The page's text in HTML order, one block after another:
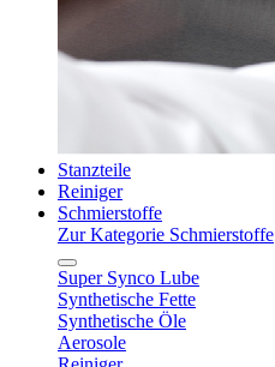
Stanzteile
Reiniger
Schmierstoffe
Zur Kategorie Schmierstoffe
Super Synco Lube
Synthetische Fette
Synthetische Öle
Aerosole